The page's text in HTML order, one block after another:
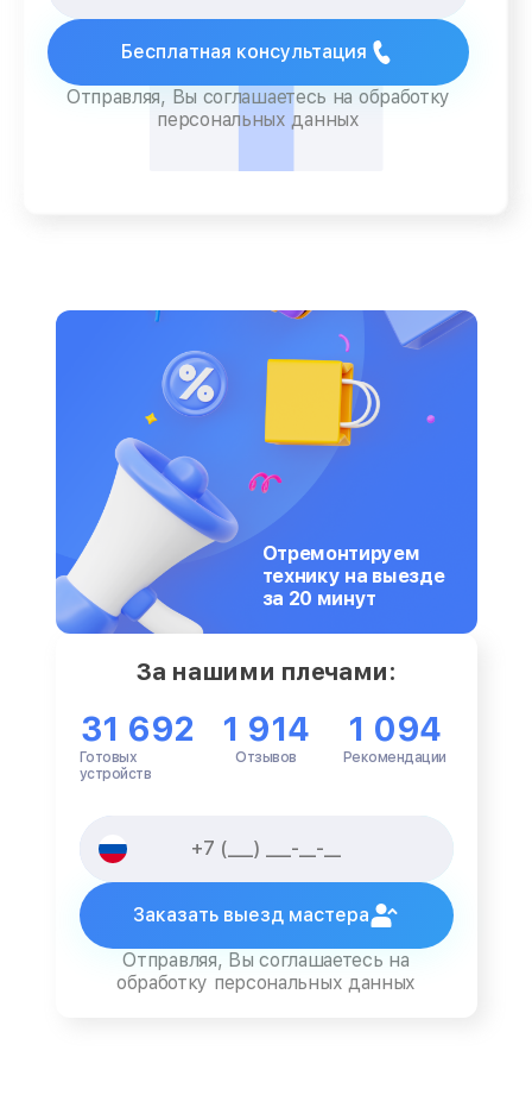
Бесплатная консультация
Отправляя, Вы соглашаетесь на обработку
персональных данных
Отремонтируем
технику на выезде
за 20 минут
За нашими плечами:
31 692
Готовых
устройств
1 914
Отзывов
1 094
Рекомендации
Заказать выезд мастера
Отправляя, Вы соглашаетесь на
обработку персональных данных